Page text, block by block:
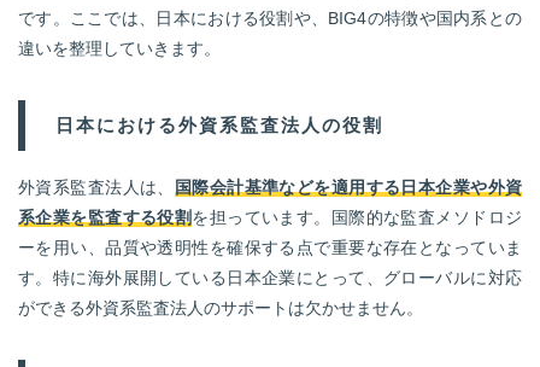
です。ここでは、日本における役割や、BIG4の特徴や国内系との
違いを整理していきます。
日本における外資系監査法人の役割
外資系監査法人は、 国際会計基準などを適用する日本企業や外資
系企業を監査する役割を担っています。国際的な監査メソドロジ
ーを用い、品質や透明性を確保する点で重要な存在となっていま
す。特に海外展開している日本企業にとって、グローバルに対応
ができる外資系監査法人のサポートは欠かせません。